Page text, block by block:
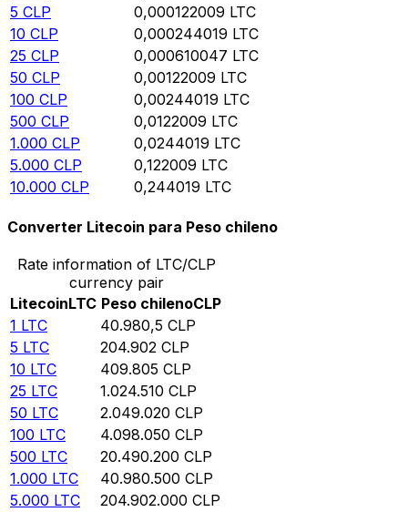
5 CLP 0,000122009 LTC
10 CLP 0,000244019 LTC
25 CLP 0,000610047 LTC
50 CLP 0,00122009 LTC
100 CLP 0,00244019 LTC
500 CLP 0,0122009 LTC
1.000 CLP 0,0244019 LTC
5.000 CLP 0,122009 LTC
10.000 CLP 0,244019 LTC
Converter Litecoin para Peso chileno
Rate information of LTC/CLP
currency pair
LitecoinLTC Peso chilenoCLP
1 LTC 40.980,5 CLP
5 LTC 204.902 CLP
10 LTC 409.805 CLP
25 LTC 1.024.510 CLP
50 LTC 2.049.020 CLP
100 LTC 4.098.050 CLP
500 LTC 20.490.200 CLP
1.000 LTC 40.980.500 CLP
5.000 LTC 204.902.000 CLP